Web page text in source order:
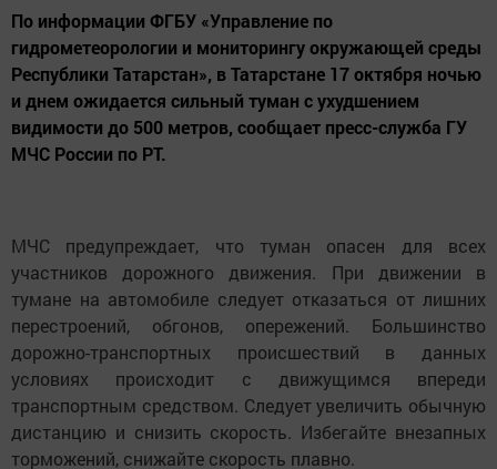
По информации ФГБУ «Управление по
гидрометеорологии и мониторингу окружающей среды
Республики Татарстан», в Татарстане 17 октября ночью
и днем ожидается сильный туман с ухудшением
видимости до 500 метров, сообщает пресс-служба ГУ
МЧС России по РТ.
МЧС предупреждает, что туман опасен для всех
участников дорожного движения. При движении в
тумане на автомобиле следует отказаться от лишних
перестроений, обгонов, опережений. Большинство
дорожно-транспортных происшествий в данных
условиях происходит с движущимся впереди
транспортным средством. Следует увеличить обычную
дистанцию и снизить скорость. Избегайте внезапных
торможений, снижайте скорость плавно.